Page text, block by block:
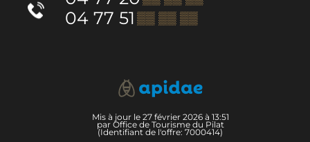
04 77 51 ▒▒ ▒▒ ▒▒
Mis à jour le 27 février 2026 à 13:51
par Office de Tourisme du Pilat
(Identifiant de l'offre: 7000414)